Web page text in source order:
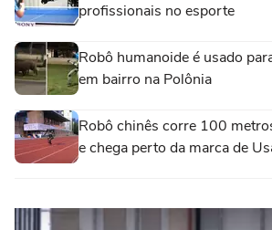
profissionais no esporte
Robô humanoide é usado
em bairro na Polônia
Robô chinês corre 100
e chega perto da marca de